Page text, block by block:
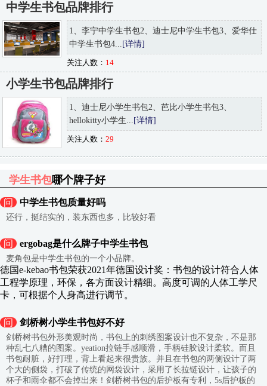
中学生书包品牌排行
1、李宁中学生书包2、迪士尼中学生书包3、爱华仕
中学生书包4... [详情]
关注人数： 14
小学生书包品牌排行
1、迪士尼小学生书包2、芭比小学生书包3、
hellokitty小学生... [详情]
关注人数： 29
学生书包哪个牌子好
问 中学生书包质量好吗
还行，挺结实的，装东西也多，比较好看
问 ergobag是什么牌子中学生书包
麦角包是中学生书包的一个小品牌。
德国e-kebao书包荣获2021年德国设计奖：书包的设计符合人体
工程学原理，环保，各方面设计精细。高度可调的人体工学尺
卡，可根据个人身高进行调节。
问 剑桥树小学生书包好不好
剑桥树书包外形美观时尚，书包上的刺绣图案设计也不复杂，不是那
种乱七八糟的图案。yeation拉链手感顺滑，手柄硅胶设计柔软。而且
书包耐脏，好打理，背上看起来很贵族。并且在书包的两侧设计了两
个大的侧袋，打破了传统的网袋设计，采用了长拉链设计，让孩子的
杯子和雨伞都不会掉出来！剑桥树书包的后护板有专利，5s后护板的